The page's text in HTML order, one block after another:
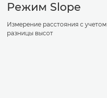
Режим Slope
Измерение расстояния с учетом
разницы высот